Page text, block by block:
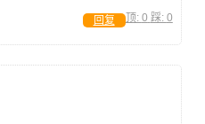
顶: 0 踩: 0
回复